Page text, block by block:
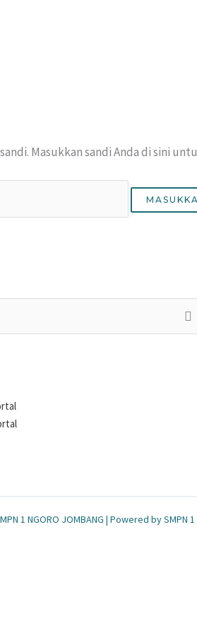
Masukkan sandi Anda di sini
1 NGORO JOMBANG | Powered by SMPN 1